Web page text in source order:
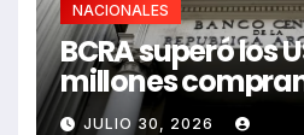
NACIONALES
BCRA superó los
millones
JULIO 30, 2026